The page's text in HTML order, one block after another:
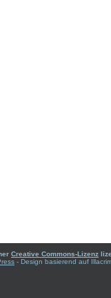
Creative Commons-Lizenz
- Design basierend auf